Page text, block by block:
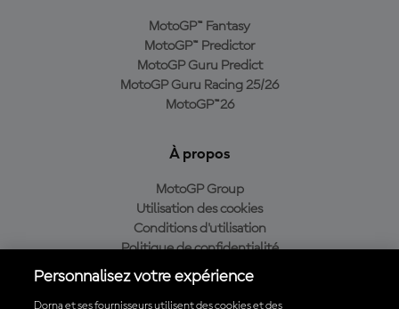
MotoGP™ Fantasy
MotoGP™ Predictor
MotoGP Guru Predict
MotoGP Guru Racing 25/26
MotoGP™26
À propos
MotoGP Group
Utilisation des cookies
Conditions d'utilisation
Politique de confidentialité
Politique d’achat
Personnalisez votre expérience
Dorna et ses fournisseurs utilisent des cookies et des